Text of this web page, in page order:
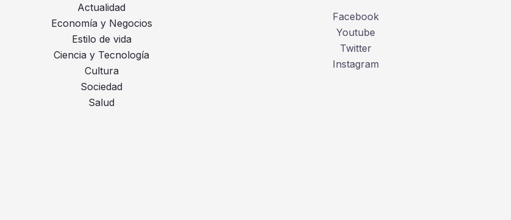
Actualidad
Economía y Negocios
Estilo de vida
Ciencia y Tecnología
Cultura
Sociedad
Salud
Facebook
Youtube
Twitter
Instagram